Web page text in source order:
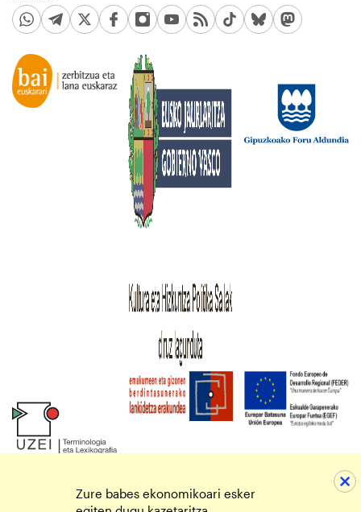
Zure babes ekonomikoari esker